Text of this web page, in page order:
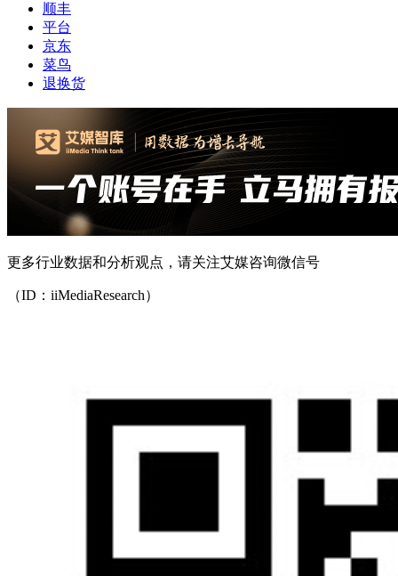
顺丰
平台
京东
菜鸟
退换货
更多行业数据和分析观点，请关注艾媒咨询微信号
（ID：iiMediaResearch）